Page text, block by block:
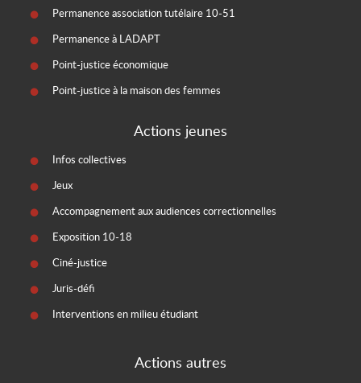
Permanence association tutélaire 10-51
Permanence à LADAPT
Point-justice économique
Point-justice à la maison des femmes
Actions jeunes
Infos collectives
Jeux
Accompagnement aux audiences correctionnelles
Exposition 10-18
Ciné-justice
Juris-défi
Interventions en milieu étudiant
Actions autres